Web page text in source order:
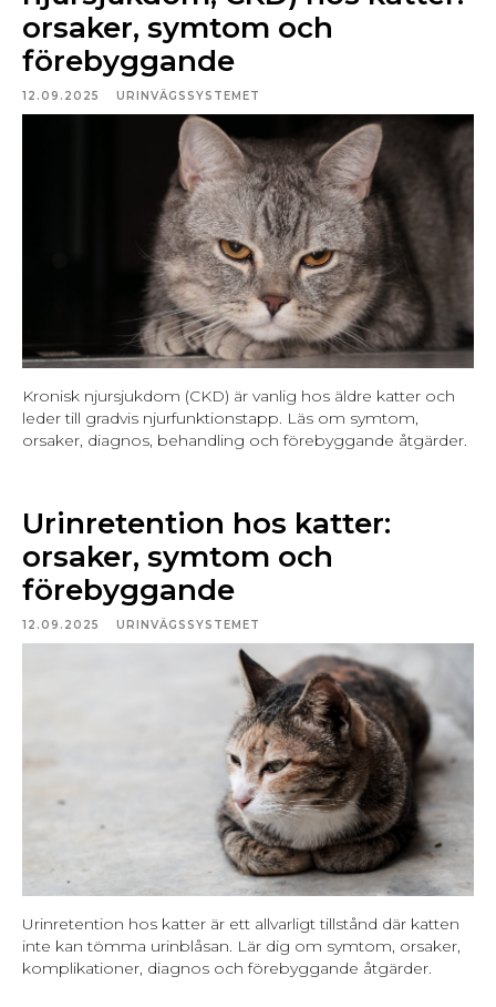
orsaker, symtom och
förebyggande
12.09.2025 URINVÄGSSYSTEMET
Kronisk njursjukdom (CKD) är vanlig hos äldre katter och
leder till gradvis njurfunktionstapp. Läs om symtom,
orsaker, diagnos, behandling och förebyggande åtgärder.
Urinretention hos katter:
orsaker, symtom och
förebyggande
12.09.2025 URINVÄGSSYSTEMET
Urinretention hos katter är ett allvarligt tillstånd där katten
inte kan tömma urinblåsan. Lär dig om symtom, orsaker,
komplikationer, diagnos och förebyggande åtgärder.